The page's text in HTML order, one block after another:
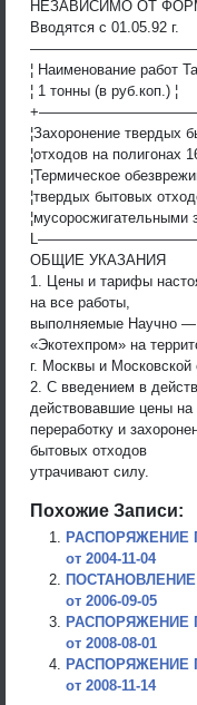
НЕЗАВИСИМО ОТ
Вводятся с 01.05.92 г.
¦ Наименование работ
¦ 1 тонны (в руб.коп.) ¦
¦Захоронение твердых
¦отходов на полигонах
¦Термическое
¦твердых бытовых
¦мусоросжигательными
ОБЩИЕ УКАЗАНИЯ
1. Цены и тарифы
на все работы,
выполняемые Научно —
«Экотехпром» на
г. Москвы и Московской
2. С введением в
действовавшие цены на
переработку и
бытовых отходов
утрачивают силу.
Похожие Записи:
РАСПОРЯЖЕНИЕ
от 2004-11-04
от 2006-09-05
РАСПОРЯЖЕНИЕ
от 2008-08-01
РАСПОРЯЖЕНИЕ
от 2008-11-14